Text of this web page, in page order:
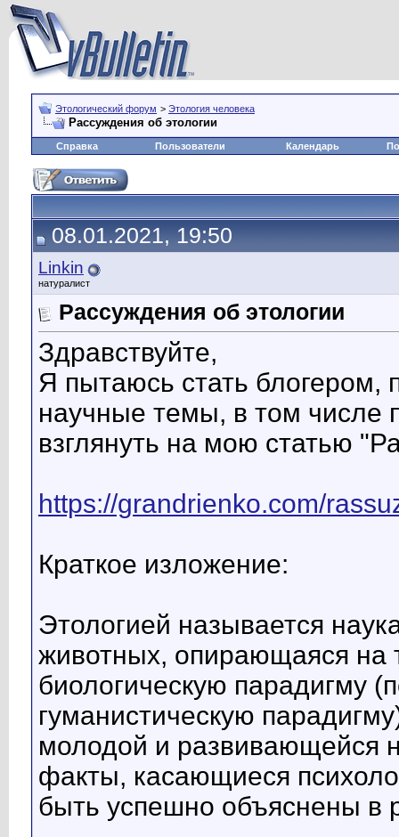
Этологический форум > Этология человека
Рассуждения об этологии
Справка Пользователи Календарь
08.01.2021, 19:50
Linkin
натуралист
Рассуждения об этологии
Здравствуйте,
Я пытаюсь стать блогером,
научные темы, в том числе
взглянуть на мою статью
https://grandrienko.com/
Краткое изложение:
Этологией называется
животных, опирающаяся на
биологическую парадигму
гуманистическую
молодой и развивающейся
факты, касающиеся
быть успешно объяснены в